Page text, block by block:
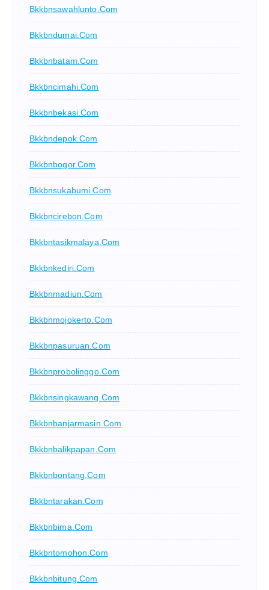
Bkkbnsawahlunto.com
Bkkbndumai.com
Bkkbnbatam.com
Bkkbncimahi.com
Bkkbnbekasi.com
Bkkbndepok.com
Bkkbnbogor.com
Bkkbnsukabumi.com
Bkkbncirebon.com
Bkkbntasikmalaya.com
Bkkbnkediri.com
Bkkbnmadiun.com
Bkkbnmojokerto.com
Bkkbnpasuruan.com
Bkkbnprobolinggo.com
Bkkbnsingkawang.com
Bkkbnbanjarmasin.com
Bkkbnbalikpapan.com
Bkkbnbontang.com
Bkkbntarakan.com
Bkkbnbima.com
Bkkbntomohon.com
Bkkbnbitung.com